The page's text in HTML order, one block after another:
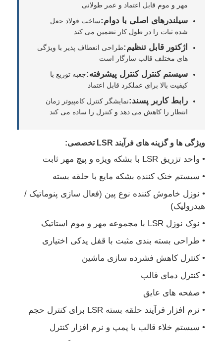
محصولات
دربارهی ما
کارخانه تور
کنترل کیفیت
تماس با ما
اخبار
همه موارد
درخواست نقل قول
مهر و موم قابل اعتماد و عمر طولانی
سیلندرهای اصلی با دوام:ساخت فولاد جعل
شده ثبات را در طول کار تضمین می کند
اژکتور قابل تنظیم:طراحی انعطاف پذیر با ویژگی
های مختلف قالب سازگار است
سیستم کنترل کنترل پیشرفته:جعبه توزیع با
کیفیت بالا برای عملکرد قابل اعتماد
رابط کاربر پسند:نمایشگر کنترل کامپیوتر زمان
انتظار را کاهش می دهد و کنترل را ساده می کند
ویژگی ها و گزینه های فرآیند LSR تخصصی:
• واحد تزریق LSR با بشکه ویژه و پیچ مهر ثابت
• سیستم خنک کننده بشکه مایع با حلقه بسته
• نوزل خاموش کننده نوع پین (فعال سازی پنوماتیک /
هیدرولیک)
• نوک نوزل LSR با مجموعه مهر و موم استاتیک
• طراحی بسته بندی مثبت با قفل یدکی اختیاری
• کنترل کاهش فشرده سازی ماشین
• کنترل دمای قالب
• صفحه های عایق
• نرم افزار فرآیند حلقه بسته LSR برای کنترل حجم
• سیستم خلاء قالب با پمپ و نرم افزار کنترل